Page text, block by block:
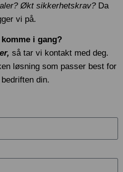
Økt sikkerhetskrav? Da
vi på.
i gang?
så tar vi kontakt med deg.
løsning som passer best for
din.